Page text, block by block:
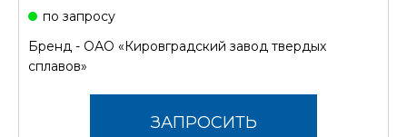
по запросу
Бренд - ОАО «Кировградский завод твердых
сплавов»
ЗАПРОСИТЬ